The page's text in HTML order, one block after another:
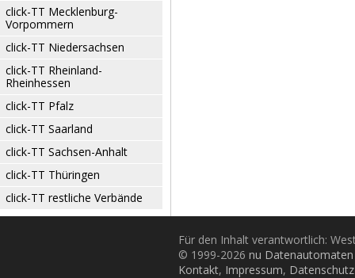
click-TT Mecklenburg-
Vorpommern
click-TT Niedersachsen
click-TT Rheinland-
Rheinhessen
click-TT Pfalz
click-TT Saarland
click-TT Sachsen-Anhalt
click-TT Thüringen
click-TT restliche Verbände
Für den Inhalt verantwortlich:
© 1999-2026 nu
Kontakt, Impressum, Datenschutz